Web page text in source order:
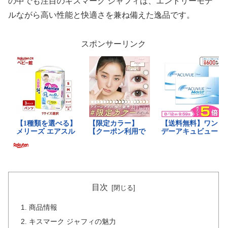
ルながら高い性能と快適さを兼ね備えた逸品です。
スポンサーリンク
目次
商品情報
キスマーク ジャフィの魅力